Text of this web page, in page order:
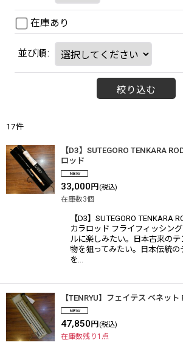
在庫あり
並び順:
絞り込む
17件
【D3】SUTEGORO TENKARA
ロッド
33,000 円 (税込)
在庫数3個
【D3】SUTEGORO TENKARA
カラロッド フライフィッシン
ルに楽しみたい。日本古来の
物を狙ってみたい。日本伝統の
を…
【TENRYU】フェイテス ベネッ
47,850 円 (税込)
在庫数残り1点